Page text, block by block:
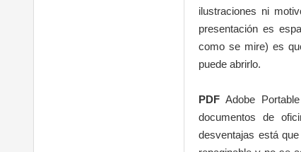
ilustraciones ni
presentación es
como se mire) es
puede abrirlo.
PDF Adobe
documentos de
desventajas está